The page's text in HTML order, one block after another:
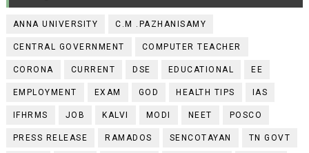
ANNA UNIVERSITY C.M .PAZHANISAMY
CENTRAL GOVERNMENT COMPUTER TEACHER
CORONA CURRENT DSE EDUCATIONAL EE
EMPLOYMENT EXAM GOD HEALTH TIPS IAS
IFHRMS JOB KALVI MODI NEET POSCO
PRESS RELEASE RAMADOS SENCOTAYAN TN GOVT